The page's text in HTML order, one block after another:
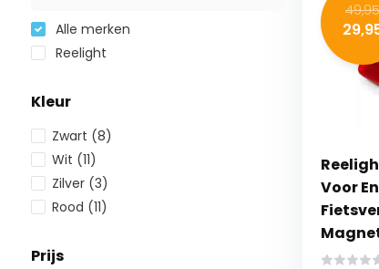
Alle merken
Reelight
Kleur
Zwart (8)
Wit (11)
Zilver (3)
Rood (11)
Prijs
Voor